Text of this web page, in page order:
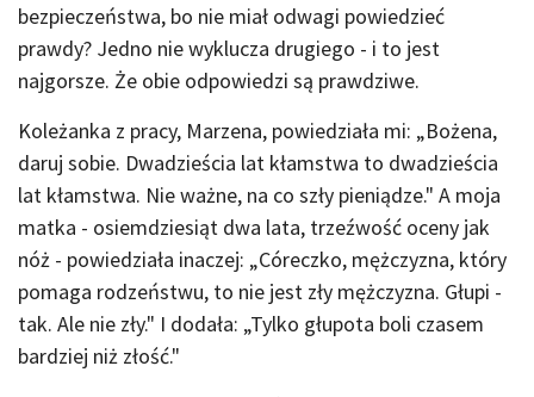
bezpieczeństwa, bo nie miał odwagi powiedzieć
prawdy? Jedno nie wyklucza drugiego - i to jest
najgorsze. Że obie odpowiedzi są prawdziwe.
Koleżanka z pracy, Marzena, powiedziała mi: „Bożena,
daruj sobie. Dwadzieścia lat kłamstwa to dwadzieścia
lat kłamstwa. Nie ważne, na co szły pieniądze." A moja
matka - osiemdziesiąt dwa lata, trzeźwość oceny jak
nóż - powiedziała inaczej: „Córeczko, mężczyzna, który
pomaga rodzeństwu, to nie jest zły mężczyzna. Głupi -
tak. Ale nie zły." I dodała: „Tylko głupota boli czasem
bardziej niż złość."